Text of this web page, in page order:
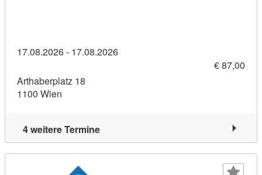
17.08.2026 - 17.08.2026
€ 87,00
Arthaberplatz 18
1100 Wien
4 weitere Termine